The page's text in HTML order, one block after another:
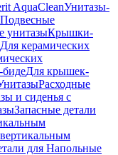
AquaCleanУнитазы-
Подвесные
унитазыКрышки-
Для керамических
бидеДля крышек-
Расходные
и сиденья с
Запасные детали
для Напольные